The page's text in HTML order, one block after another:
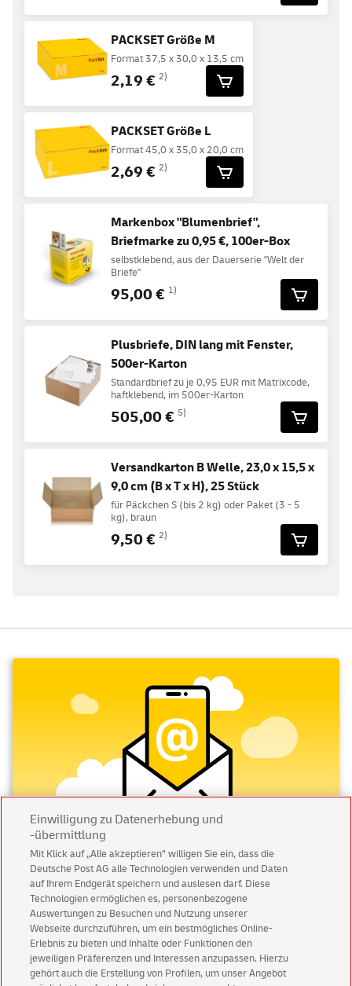
PACKSET Größe M
Format 37,5 x 30,0 x 13,5 cm
2,19 € 2)
PACKSET Größe L
Format 45,0 x 35,0 x 20,0 cm
2,69 € 2)
Markenbox "Blumenbrief",
Briefmarke zu 0,95 €, 100er-Box
selbstklebend, aus der Dauerserie "Welt der
Briefe"
95,00 € 1)
Plusbriefe, DIN lang mit Fenster,
500er-Karton
Standardbrief zu je 0,95 EUR mit Matrixcode,
haftklebend, im 500er-Karton
505,00 € 5)
Versandkarton B Welle, 23,0 x 15,5 x
9,0 cm (B x T x H), 25 Stück
für Päckchen S (bis 2 kg) oder Paket (3 - 5
kg), braun
9,50 € 2)
Abonnieren Sie unseren Newsletter
Immer informiert über exklusive Angebote und
Aktionen - jetzt mit Vorteil
Privatkundensichern sich einen5 € Gutschein
für POSTSCAN!
Einwilligung zu Datenerhebung und
-übermittlung
Mit Klick auf „Alle akzeptieren” willigen Sie ein, dass die
Deutsche Post AG alle Technologien verwenden und Daten
auf Ihrem Endgerät speichern und auslesen darf. Diese
Technologien ermöglichen es, personenbezogene
Auswertungen zu Besuchen und Nutzung unserer
Webseite durchzuführen, um ein bestmögliches Online-
Erlebnis zu bieten und Inhalte oder Funktionen den
jeweiligen Präferenzen und Interessen anzupassen. Hierzu
gehört auch die Erstellung von Profilen, um unser Angebot